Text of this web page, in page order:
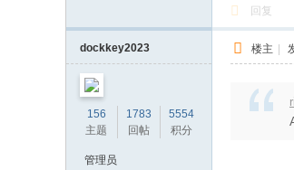
回复
dockkey2023
156
主题
1783
回帖
5554
积分
管理员
楼主 |